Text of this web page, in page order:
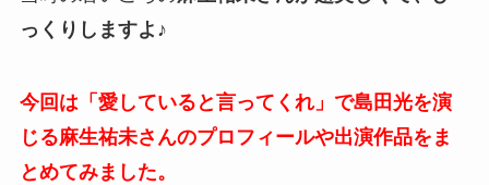
っくりしますよ♪
今回は「愛していると言ってくれ」で島田光を演
じる麻生祐未さんのプロフィールや出演作品をま
とめてみました。